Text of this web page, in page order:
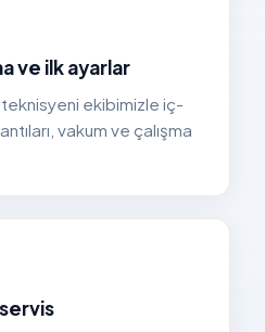
ve ilk ayarlar
ekibimizle iç-
vakum ve çalışma